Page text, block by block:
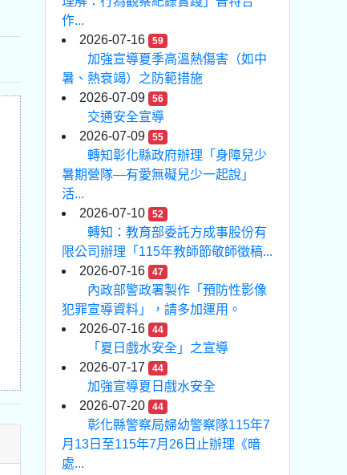
作...
2026-07-16
59
加強宣導夏季高溫熱傷害（如中
暑、熱衰竭）之防範措施
2026-07-09
56
交通安全宣導
2026-07-09
55
轉知彰化縣政府辦理「身障兒少
暑期營隊—有愛無礙兒少一起說」
活...
2026-07-10
52
轉知：教育部委託方成事股份有
限公司辦理「115年教師節敬師徵稿...
2026-07-16
47
內政部警政署製作「預防性影像
犯罪宣導資料」，請多加運用。
2026-07-16
44
「夏日戲水安全」之宣導
2026-07-17
44
加強宣導夏日戲水安全
2026-07-20
44
彰化縣警察局婦幼警察隊115年7
月13日至115年7月26日止辦理《暗
處...